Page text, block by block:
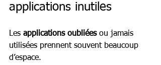
applications inutiles
Les applications oubliées ou jamais
utilisées prennent souvent beaucoup
d’espace.